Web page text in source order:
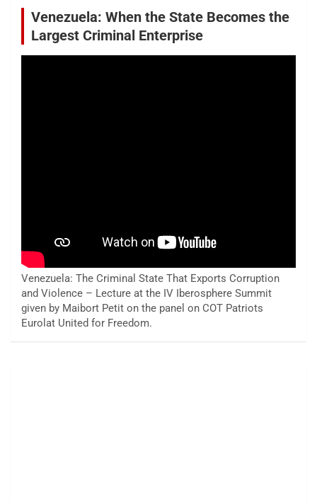
Venezuela: When the State Becomes the
Largest Criminal Enterprise
Venezuela: The Criminal State That Exports Corruption
and Violence – Lecture at the IV Iberosphere Summit
given by Maibort Petit on the panel on COT Patriots
Eurolat United for Freedom.